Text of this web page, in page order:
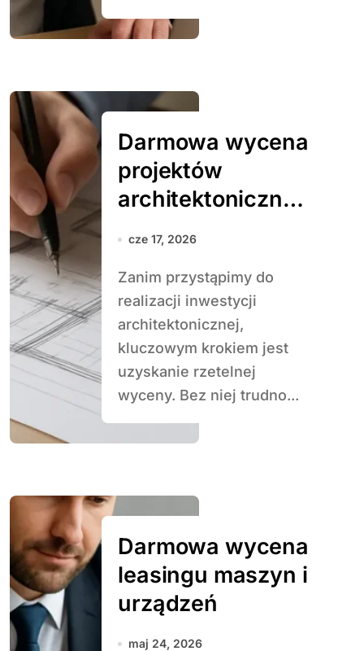
Darmowa wycena
projektów
architektonicznyc
cze 17, 2026
Zanim przystąpimy do
realizacji inwestycji
architektonicznej,
kluczowym krokiem jest
uzyskanie rzetelnej
wyceny. Bez niej trudno...
Darmowa wycena
leasingu maszyn i
urządzeń
maj 24, 2026